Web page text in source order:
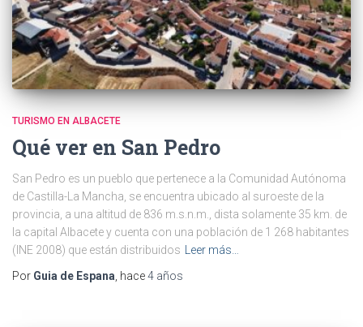
TURISMO EN ALBACETE
Qué ver en San Pedro
San Pedro es un pueblo que pertenece a la Comunidad Autónoma
de Castilla-La Mancha, se encuentra ubicado al suroeste de la
provincia, a una altitud de 836 m.s.n.m., dista solamente 35 km. de
la capital Albacete y cuenta con una población de 1 268 habitantes
(INE 2008) que están distribuidos
Leer más…
Por Guia de Espana , hace4 años